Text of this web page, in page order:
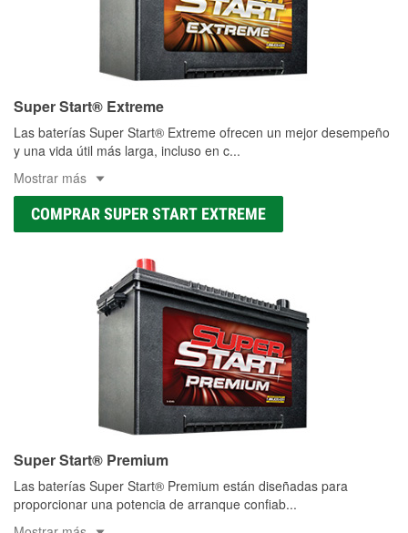
Super Start® Extreme
Las baterías Super Start® Extreme ofrecen un mejor desempeño
y una vida útil más larga, incluso en c...
Mostrar más
COMPRAR SUPER START EXTREME
Super Start® Premium
Las baterías Super Start® Premium están diseñadas para
proporcionar una potencia de arranque confiab...